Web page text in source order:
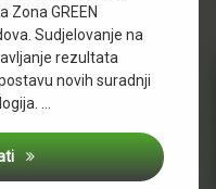
Zona GREEN
Sudjelovanje na
rezultata
novih suradnji
…
Predstavljanje projekta